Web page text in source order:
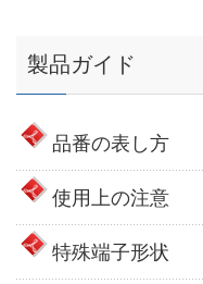
製品ガイド
品番の表し方
使用上の注意
特殊端子形状